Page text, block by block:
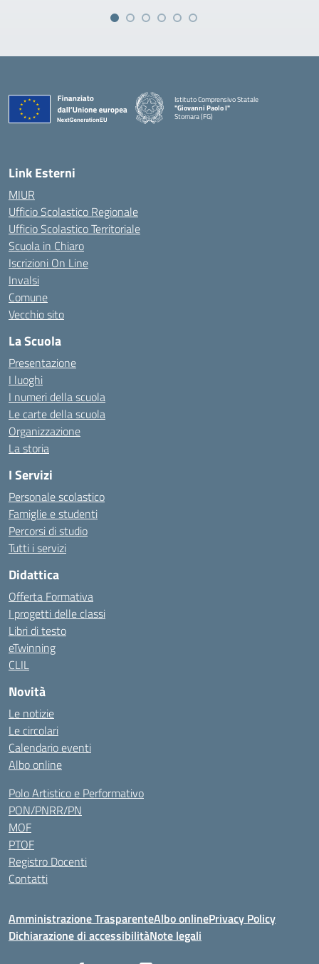
Istituto Comprensivo Statale
"Giovanni Paolo I"
Stornara (FG)
Link Esterni
MIUR
Ufficio Scolastico Regionale
Ufficio Scolastico Territoriale
Scuola in Chiaro
Iscrizioni On Line
Invalsi
Comune
Vecchio sito
La Scuola
Presentazione
I luoghi
I numeri della scuola
Le carte della scuola
Organizzazione
La storia
I Servizi
Personale scolastico
Famiglie e studenti
Percorsi di studio
Tutti i servizi
Didattica
Offerta Formativa
I progetti delle classi
Libri di testo
eTwinning
CLIL
Novità
Le notizie
Le circolari
Calendario eventi
Albo online
Polo Artistico e Performativo
PON/PNRR/PN
MOF
PTOF
Registro Docenti
Contatti
Amministrazione TrasparenteAlbo onlinePrivacy Policy
Dichiarazione di accessibilitàNote legali